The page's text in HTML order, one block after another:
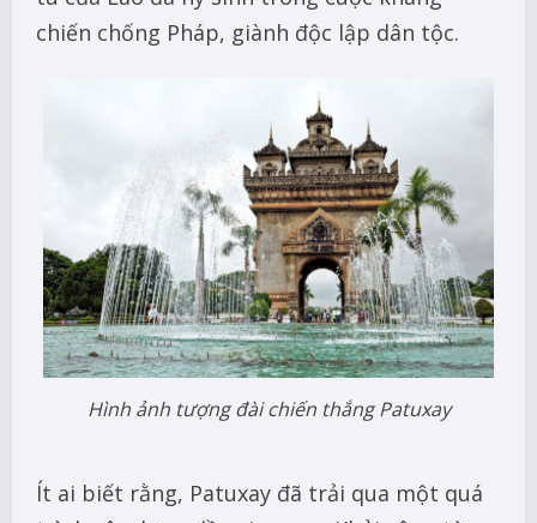
chiến chống Pháp, giành độc lập dân tộc.
Hình ảnh tượng đài chiến thắng Patuxay
Ít ai biết rằng, Patuxay đã trải qua một quá